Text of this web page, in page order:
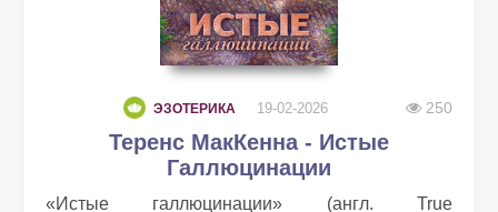
ЭЗОТЕРИКА 19-02-2026 250
Теренс МакКенна - Истые
Галлюцинации
«Истые галлюцинации» (англ. True